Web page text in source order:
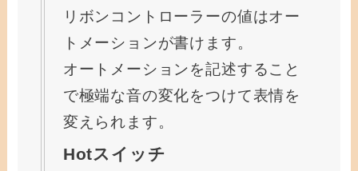
リボンコントローラーの値はオー
トメーションが書けます。
オートメーションを記述すること
で極端な音の変化をつけて表情を
変えられます。
Hotスイッチ